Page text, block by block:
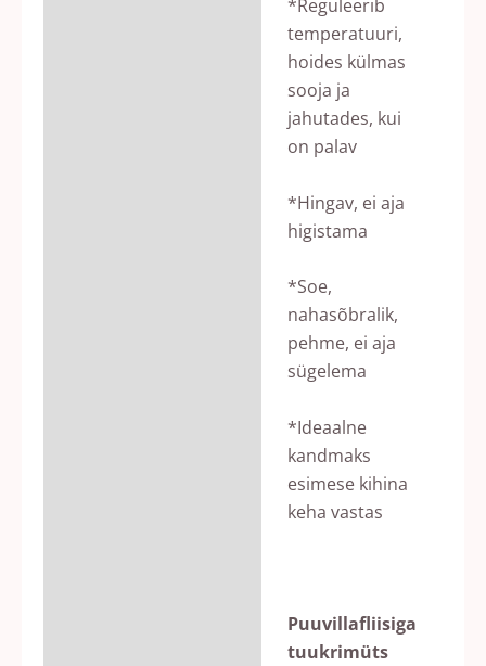
*Reguleerib
temperatuuri,
hoides külmas
sooja ja
jahutades, kui
on palav
*Hingav, ei aja
higistama
*Soe,
nahasõbralik,
pehme, ei aja
sügelema
*Ideaalne
kandmaks
esimese kihina
keha vastas
Puuvillafliisiga
tuukrimüts